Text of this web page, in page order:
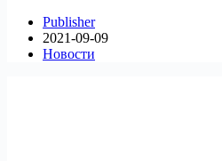
Publisher
2021-09-09
Новости